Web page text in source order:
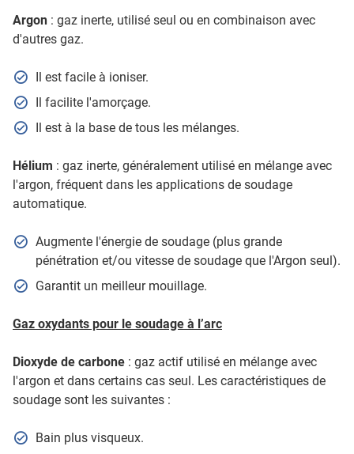
Argon : gaz inerte, utilisé seul ou en combinaison avec
d'autres gaz.
Il est facile à ioniser.
Il facilite l'amorçage.
Il est à la base de tous les mélanges.
Hélium : gaz inerte, généralement utilisé en mélange avec
l'argon, fréquent dans les applications de soudage
automatique.
Augmente l'énergie de soudage (plus grande
pénétration et/ou vitesse de soudage que l'Argon seul).
Garantit un meilleur mouillage.
Gaz oxydants pour le soudage à l’arc
Dioxyde de carbone : gaz actif utilisé en mélange avec
l'argon et dans certains cas seul. Les caractéristiques de
soudage sont les suivantes :
Bain plus visqueux.